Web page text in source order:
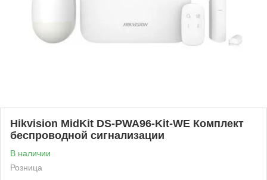
Hikvision MidKit DS-PWA96-Kit-WE Комплект
беспроводной сигнализации
В наличии
Розница